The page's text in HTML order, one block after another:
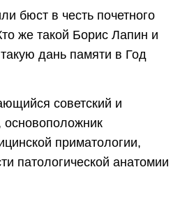
бюст в честь почетного
же такой Борис Лапин и
дань памяти в Год
советский и
основоположник
приматологии,
патологической анатомии